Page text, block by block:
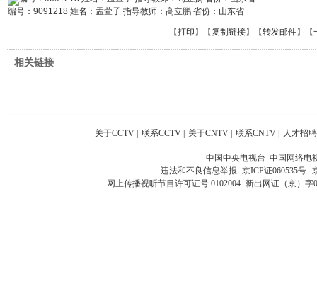
编号：9091218 姓名：孟萱子 指导教师：高立鹏 省份：山东省
【打印 】【复制链接】【转发邮件】
相关链接
关于CCTV 联系CCTV 关于CNTV 联系CNTV 人才招聘
中国中央电视台 中国网络电
违法和不良信息举报 京ICP证060535号
网上传播视听节目许可证号 0102004 新出网证（京）